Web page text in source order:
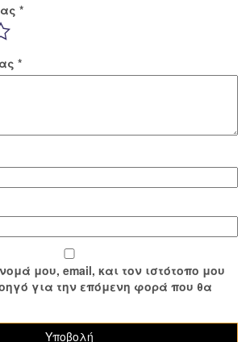
*
*
μου, email, και τον ιστότοπο μου
για την επόμενη φορά που θα